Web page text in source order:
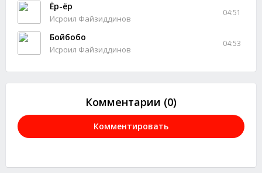
Ёр-ёр
Исроил Файзиддинов
04:51
Бойбобо
Исроил Файзиддинов
04:53
Комментарии (0)
Комментировать